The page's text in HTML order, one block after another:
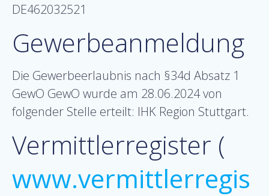
DE462032521
Gewerbeanmeldung
Die Gewerbeerlaubnis nach §34d Absatz 1
GewO GewO wurde am 28.06.2024 von
folgender Stelle erteilt: IHK Region Stuttgart.
Vermittlerregister (
www.vermittlerregis